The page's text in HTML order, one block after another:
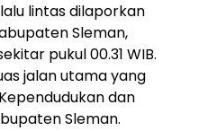
lintas dilaporkan
Sleman,
pukul 00.31 WIB.
jalan utama yang
dan
Sleman.